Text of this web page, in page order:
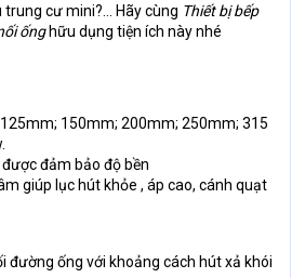
trung cư mini?… Hãy cùng Thiết bị bếp
ốnghữu dụng tiện ích này nhé
150mm; 200mm; 250mm; 315
đảm bảo độ bền
giúp lục hút khỏe , áp cao, cánh quạt
đường ống với khoảng cách hút xả khói